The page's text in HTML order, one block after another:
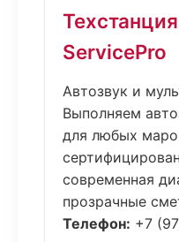
ServicePro
Автозвук и
Выполняем
для любых
современная
прозрачные
Телефон: +7